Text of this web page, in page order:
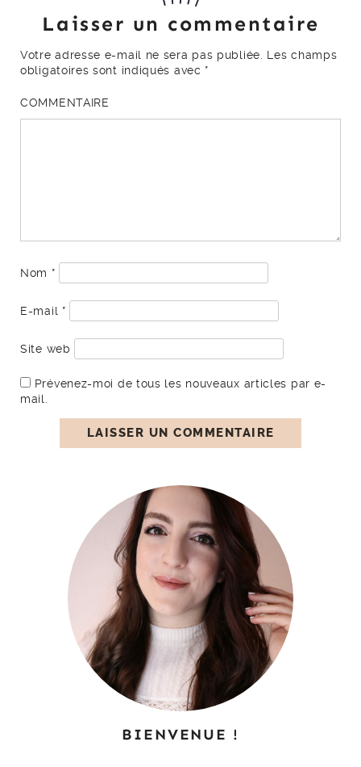
Laisser un commentaire
Votre adresse e-mail ne sera pas publiée.
Les champs
obligatoires sont indiqués avec *
COMMENTAIRE
Nom *
E-mail *
Site web
Prévenez-moi de tous les nouveaux articles par e-
mail.
BIENVENUE !